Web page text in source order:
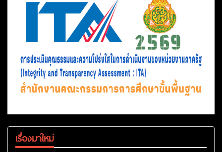
เรื่องมาใหม่